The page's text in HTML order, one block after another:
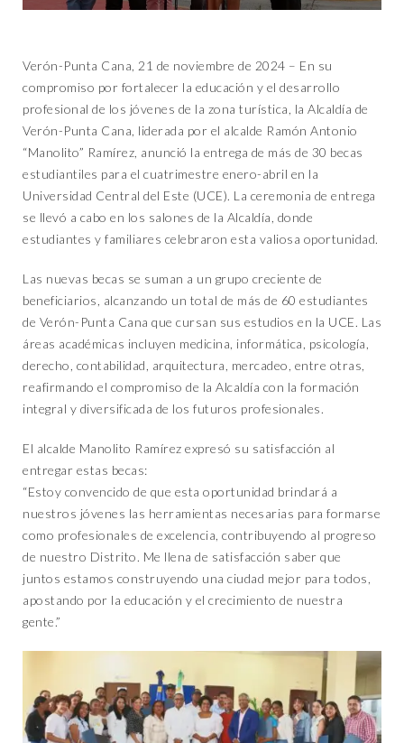
Verón-Punta Cana, 21 de noviembre de 2024 – En su
compromiso por fortalecer la educación y el desarrollo
profesional de los jóvenes de la zona turística, la Alcaldía de
Verón-Punta Cana, liderada por el alcalde Ramón Antonio
“Manolito” Ramírez, anunció la entrega de más de 30 becas
estudiantiles para el cuatrimestre enero-abril en la
Universidad Central del Este (UCE). La ceremonia de entrega
se llevó a cabo en los salones de la Alcaldía, donde
estudiantes y familiares celebraron esta valiosa oportunidad.
Las nuevas becas se suman a un grupo creciente de
beneficiarios, alcanzando un total de más de 60 estudiantes
de Verón-Punta Cana que cursan sus estudios en la UCE. Las
áreas académicas incluyen medicina, informática, psicología,
derecho, contabilidad, arquitectura, mercadeo, entre otras,
reafirmando el compromiso de la Alcaldía con la formación
integral y diversificada de los futuros profesionales.
El alcalde Manolito Ramírez expresó su satisfacción al
entregar estas becas:
“Estoy convencido de que esta oportunidad brindará a
nuestros jóvenes las herramientas necesarias para formarse
como profesionales de excelencia, contribuyendo al progreso
de nuestro Distrito. Me llena de satisfacción saber que
juntos estamos construyendo una ciudad mejor para todos,
apostando por la educación y el crecimiento de nuestra
gente.”